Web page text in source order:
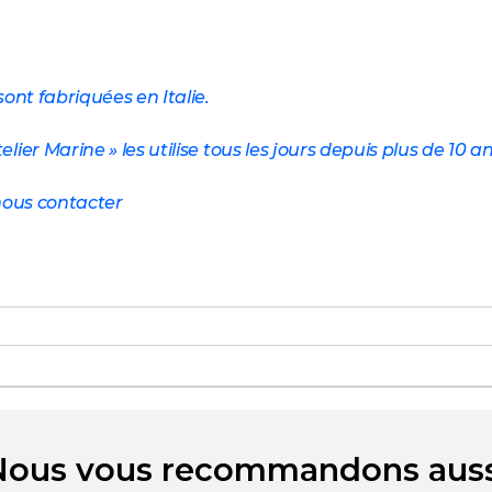
fabriquées en Italie.
Marine » les utilise tous les jours depuis plus de 10
contacter
vous recommandons